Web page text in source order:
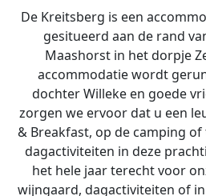
De Kreitsberg is een
gesitueerd aan de rand
Maashorst in het dorpje
accommodatie wordt
dochter Willeke en goede
zorgen we ervoor dat u een
& Breakfast, op de camping of
dagactiviteiten in deze
het hele jaar terecht voor
wijngaard, dagactiviteiten of